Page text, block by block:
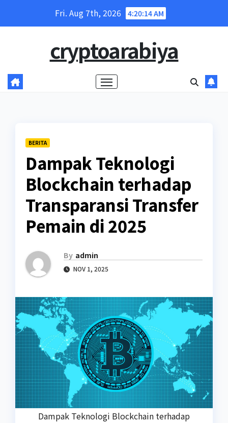
Fri. Aug 7th, 2026 4:20:15 AM
cryptoarabiya
BERITA
Dampak Teknologi
Blockchain terhadap
Transparansi Transfer
Pemain di 2025
By admin
NOV 1, 2025
Dampak Teknologi Blockchain terhadap